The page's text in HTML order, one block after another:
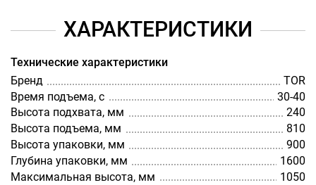
ХАРАКТЕРИСТИКИ
Технические характеристики
Бренд
TOR
Время подъема, с
30-40
Высота подхвата, мм
240
Высота подъема, мм
810
Высота упаковки, мм
900
Глубина упаковки, мм
1600
Максимальная высота, мм
1050